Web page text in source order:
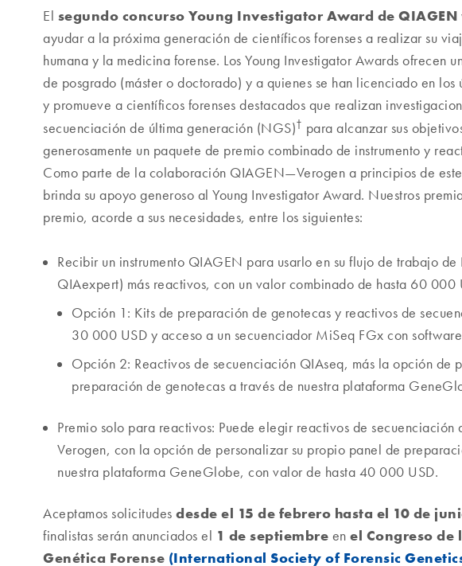
El segundo concurso Young Investigator Award de QIAGEN
ayudar a la próxima generación de científicos forenses a realizar su
humana y la medicina forense. Los Young Investigator Awards ofrecen
de posgrado (máster o doctorado) y a quienes se han licenciado en
y promueve a científicos forenses destacados que realizan
secuenciación de última generación (NGS)† para alcanzar sus
generosamente un paquete de premio combinado de instrumento y
Como parte de la colaboración QIAGEN—Verogen a principios de
brinda su apoyo generoso al Young Investigator Award. Nuestros
premio, acorde a sus necesidades, entre los siguientes:
Recibir un instrumento QIAGEN para usarlo en su flujo de trabajo
QIAexpert) más reactivos, con un valor combinado de hasta 60 000
Opción 1: Kits de preparación de genotecas y reactivos de
30 000 USD y acceso a un secuenciador MiSeq FGx con
Opción 2: Reactivos de secuenciación QIAseq, más la opción de
preparación de genotecas a través de nuestra plataforma
Premio solo para reactivos: Puede elegir reactivos de
Verogen, con la opción de personalizar su propio panel de
nuestra plataforma GeneGlobe, con valor de hasta 40 000 USD.
Aceptamos solicitudes desde el 15 de febrero hasta el 10 de
finalistas serán anunciados el 1 de septiembre en el Congreso de
Genética Forense (International Society of Forensic